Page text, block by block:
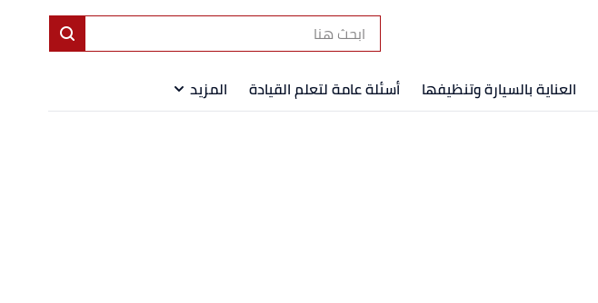
العناية بالسيارة وتنظيفها أسئلة عامة لتعلم القيادة المزيد